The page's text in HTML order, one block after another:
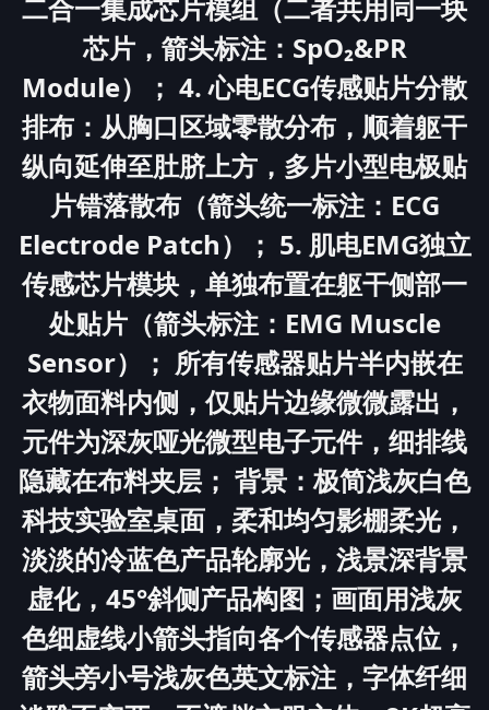
二合一集成芯片模组（二者共用同一块
芯片，箭头标注：SpO₂&PR
Module）； 4. 心电ECG传感贴片分散
排布：从胸口区域零散分布，顺着躯干
纵向延伸至肚脐上方，多片小型电极贴
片错落散布（箭头统一标注：ECG
Electrode Patch）； 5. 肌电EMG独立
传感芯片模块，单独布置在躯干侧部一
处贴片（箭头标注：EMG Muscle
Sensor）； 所有传感器贴片半内嵌在
衣物面料内侧，仅贴片边缘微微露出，
元件为深灰哑光微型电子元件，细排线
隐藏在布料夹层； 背景：极简浅灰白色
科技实验室桌面，柔和均匀影棚柔光，
淡淡的冷蓝色产品轮廓光，浅景深背景
虚化，45°斜侧产品构图；画面用浅灰
色细虚线小箭头指向各个传感器点位，
箭头旁小号浅灰色英文标注，字体纤细